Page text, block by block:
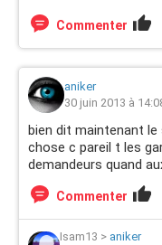
Commenter
aniker
30 juin 2013 à
bien dit maintenant
chose c pareil t les
demandeurs quand
Commenter
Isam13 > aniker